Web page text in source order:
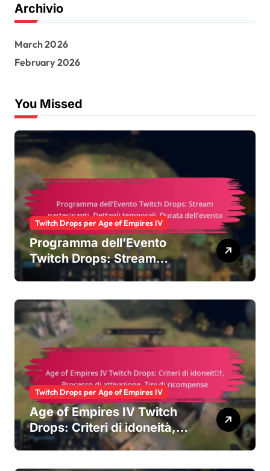
Archivio
March 2026
February 2026
You Missed
Twitch Drops per Age of Empires IV
Programma dell’Evento
Twitch Drops: Stream
partecipanti, Dettagli
dell’evento
Twitch Drops per Age of Empires IV
Age of Empires IV Twitch
Drops: Criteri di idoneità,
Processo di attivazione,